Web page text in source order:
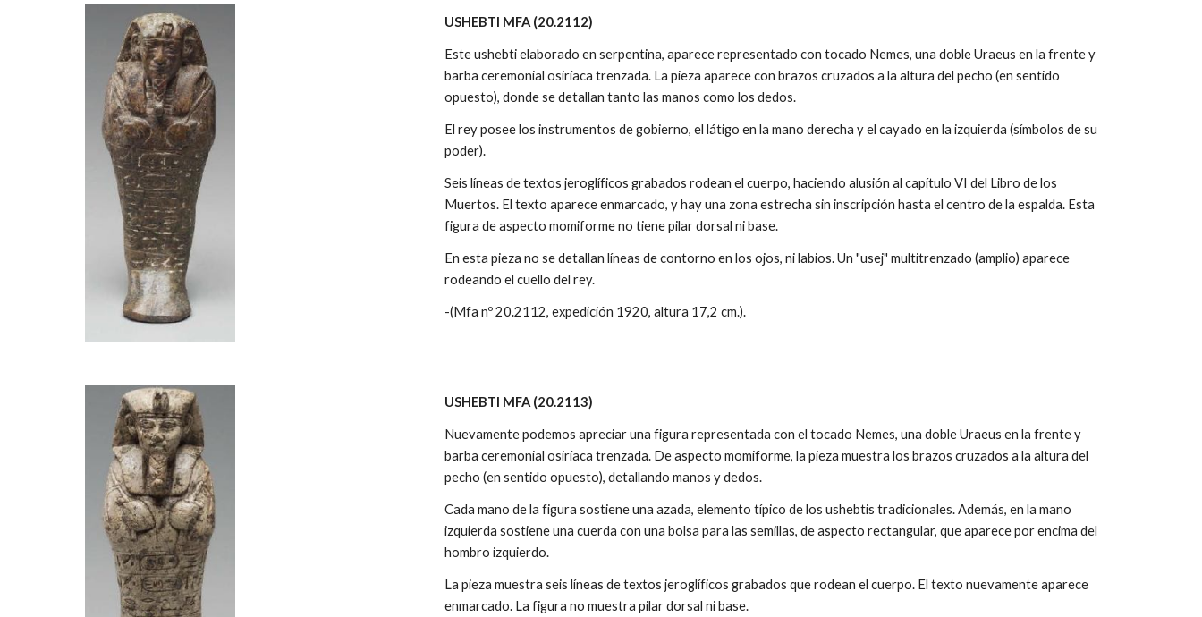
USHEBTI MFA (20.2112)
Este ushebti elaborado en serpentina, aparece representado con tocado Nemes, una doble Uraeus en la frente y
barba ceremonial osiríaca trenzada. La pieza aparece con brazos cruzados a la altura del pecho (en sentido
opuesto), donde se detallan tanto las manos como los dedos.
El rey posee los instrumentos de gobierno, el látigo en la mano derecha y el cayado en la izquierda (símbolos de su
poder).
Seis líneas de textos jeroglíficos grabados rodean el cuerpo, haciendo alusión al capítulo VI del Libro de los
Muertos. El texto aparece enmarcado, y hay una zona estrecha sin inscripción hasta el centro de la espalda. Esta
figura de aspecto momiforme no tiene pilar dorsal ni base.
En esta pieza no se detallan líneas de contorno en los ojos, ni labios. Un "usej" multitrenzado (amplio) aparece
rodeando el cuello del rey.
-(Mfa nº 20.2112, expedición 1920, altura 17,2 cm.).
USHEBTI MFA (20.2113)
Nuevamente podemos apreciar una figura representada con el tocado Nemes, una doble Uraeus en la frente y
barba ceremonial osiríaca trenzada. De aspecto momiforme, la pieza muestra los brazos cruzados a la altura del
pecho (en sentido opuesto), detallando manos y dedos.
Cada mano de la figura sostiene una azada, elemento típico de los ushebtis tradicionales. Además, en la mano
izquierda sostiene una cuerda con una bolsa para las semillas, de aspecto rectangular, que aparece por encima del
hombro izquierdo.
La pieza muestra seis líneas de textos jeroglíficos grabados que rodean el cuerpo. El texto nuevamente aparece
enmarcado. La figura no muestra pilar dorsal ni base.